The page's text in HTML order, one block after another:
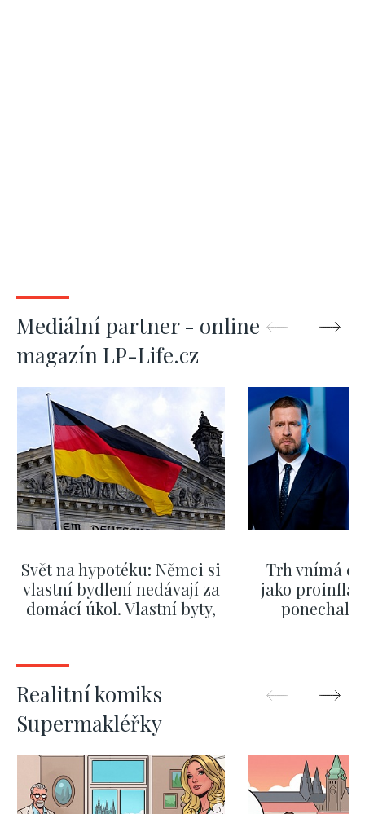
Mediální partner - online
magazín LP-Life.cz
Svět na hypotéku: Němci si
vlastní bydlení nedávají za
domácí úkol. Vlastní byty,
Trh vnímá
jako
ponechali
Realitní komiks
Supermakléřky